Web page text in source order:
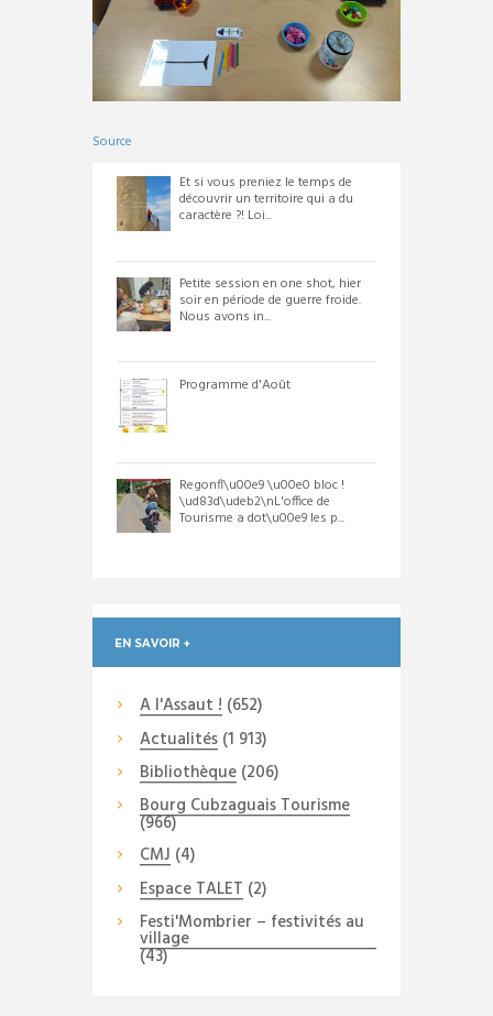
Source
Et si vous preniez le temps de
découvrir un territoire qui a du
caractère ?! Loi...
Petite session en one shot, hier
soir en période de guerre froide.
Nous avons in...
Programme d'Août
Regonfl\u00e9 \u00e0 bloc !
\ud83d\udeb2\nL'office de
Tourisme a dot\u00e9 les p...
EN SAVOIR +
A l'Assaut ! (652)
Actualités(1 913)
Bibliothèque(206)
Bourg Cubzaguais Tourisme
(966)
CMJ (4)
Espace TALET (2)
Festi'Mombrier – festivités au
village
(43)